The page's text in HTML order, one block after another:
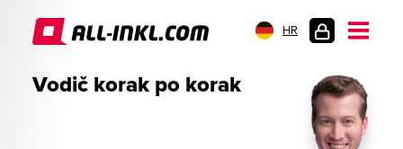
HR
Vodič korak po korak